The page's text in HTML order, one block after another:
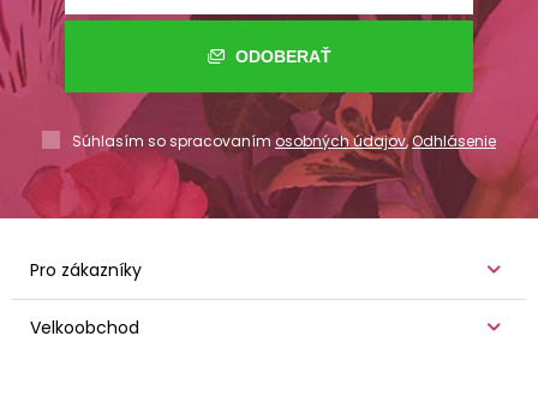
ODOBERAŤ
Súhlasím so spracovaním osobných údajov,Odhlásenie
Pro zákazníky
Velkoobchod